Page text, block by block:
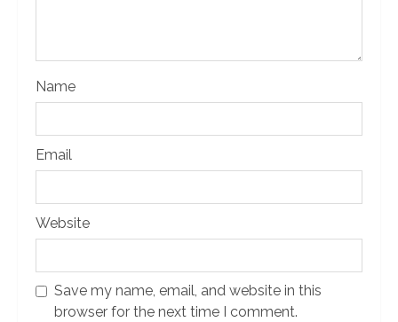
Name
Email
Website
Save my name, email, and website in this
browser for the next time I comment.